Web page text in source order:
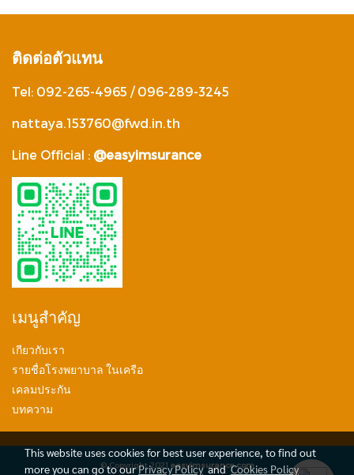
ติดต่อตัวแทน
Tel: 092-265-4965 / 096-289-3245
nattaya.153760@fwd.in.th
Line Official : @easyimsurance
เมนูสำคัญ
เกียวกับเรา
รายชื่อโรงพยาบาล ในเครือ
เคลมประกัน
บทความ
© Copyright 2021 easyimsurance.com
This website uses cookies for best user experience, to find out
more you can go to ourPrivacy PolicyandCookies Policy